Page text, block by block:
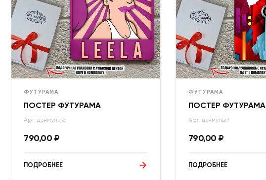
ФУТУРАМА
ПОСТЕР ФУТУРАМА
Арт: дэнмульт6
790,00 ₽
ПОДРОБНЕЕ
ФУТУРАМА
ПОСТЕР ФУТУРАМА
Арт: дэнмульт7
790,00 ₽
ПОДРОБНЕЕ